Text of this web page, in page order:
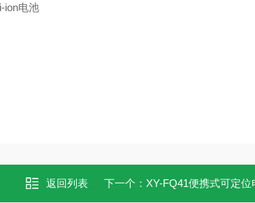
ion电池
返回列表 下一个： XY-FQ41便携式可定位电